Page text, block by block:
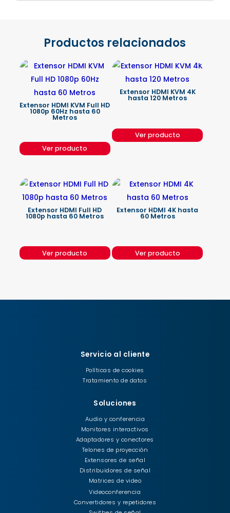
Productos relacionados
Extensor HDMI KVM Full HD
1080p 60Hz hasta 60
Metros
Ver producto
Extensor HDMI KVM 4K
hasta 120 Metros
Ver producto
Extensor HDMI Full HD
1080p hasta 60 Metros
Ver producto
Extensor HDMI 4K hasta
60 Metros
Ver producto
Servicio al cliente
Políticas de cookies
Tratamiento de datos
Soluciones
Audio y conferencia
Monitores interactivos
Adaptadores y conectores
Telones de proyección
Extensores de señal
Distribuidores de señal
Matrices de video
Videoconferencia
Convertidores y repetidores